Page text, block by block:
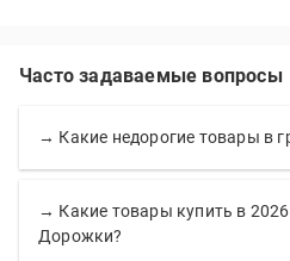
Часто задаваемые вопросы
→ Какие недорогие товары в
→ Какие товары купить в 2026
Дорожки?